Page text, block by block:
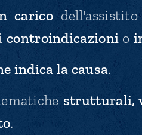
caricodell'assistito
controindicazioni o
indica la causa.
strutturali,
.